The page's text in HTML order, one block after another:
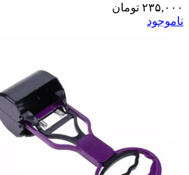
۲۳۵,۰۰۰ تومان
ناموجود